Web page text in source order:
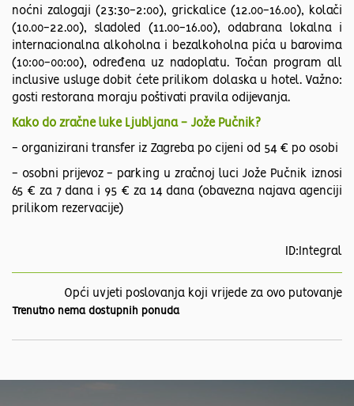
noćni zalogaji (23:30-2:00), grickalice (12.00-16.00), kolači
(10.00-22.00), sladoled (11.00-16.00), odabrana lokalna i
internacionalna alkoholna i bezalkoholna pića u barovima
(10:00-00:00), određena uz nadoplatu. Točan program all
inclusive usluge dobit ćete prilikom dolaska u hotel. Važno:
gosti restorana moraju poštivati pravila odijevanja.
Kako do zračne luke Ljubljana - Jože Pučnik?
- organizirani transfer iz Zagreba po cijeni od 54 € po osobi
- osobni prijevoz - parking u zračnoj luci Jože Pučnik iznosi
65 € za 7 dana i 95 € za 14 dana (obavezna najava agenciji
prilikom rezervacije)
ID:Integral
Opći uvjeti poslovanja koji vrijede za ovo putovanje
Trenutno nema dostupnih ponuda